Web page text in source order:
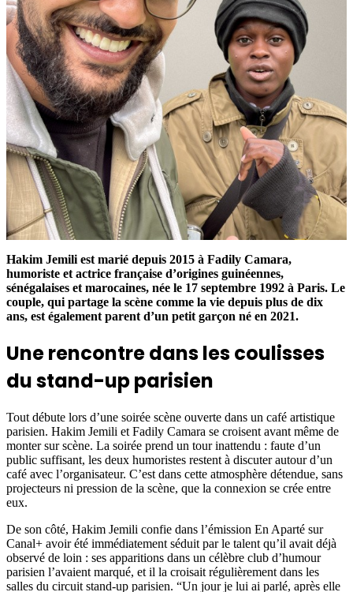
Hakim Jemili est marié depuis 2015 à Fadily Camara,
humoriste et actrice française d’origines guinéennes,
sénégalaises et marocaines, née le 17 septembre 1992 à Paris. Le
couple, qui partage la scène comme la vie depuis plus de dix
ans, est également parent d’un petit garçon né en 2021.
Une rencontre dans les coulisses
du stand-up parisien
Tout débute lors d’une soirée scène ouverte dans un café artistique
parisien. Hakim Jemili et Fadily Camara se croisent avant même de
monter sur scène. La soirée prend un tour inattendu : faute d’un
public suffisant, les deux humoristes restent à discuter autour d’un
café avec l’organisateur. C’est dans cette atmosphère détendue, sans
projecteurs ni pression de la scène, que la connexion se crée entre
eux.
De son côté, Hakim Jemili confie dans l’émission En Aparté sur
Canal+ avoir été immédiatement séduit par le talent qu’il avait déjà
observé de loin : ses apparitions dans un célèbre club d’humour
parisien l’avaient marqué, et il la croisait régulièrement dans les
salles du circuit stand-up parisien. “Un jour je lui ai parlé, après elle